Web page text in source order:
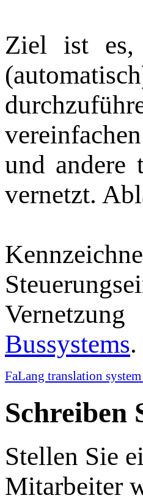
Ziel ist es,
und andere
vernetzt.
Bussystems.
FaLang translation
Schreiben
Stellen Sie
Mitarbeiter